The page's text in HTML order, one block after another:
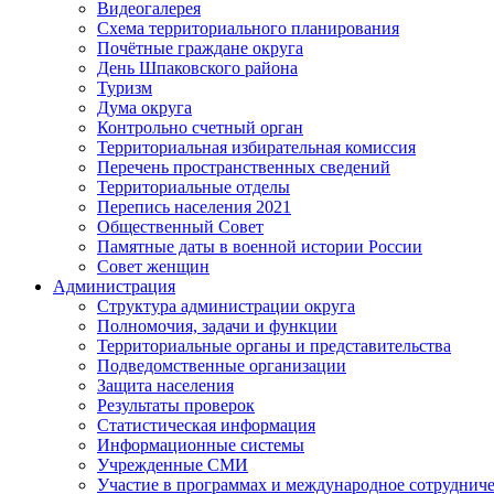
Видеогалерея
Схема территориального планирования
Почётные граждане округа
День Шпаковского района
Туризм
Дума округа
Контрольно счетный орган
Территориальная избирательная комиссия
Перечень пространственных сведений
Территориальные отделы
Перепись населения 2021
Общественный Совет
Памятные даты в военной истории России
Совет женщин
Администрация
Структура администрации округа
Полномочия, задачи и функции
Территориальные органы и представительства
Подведомственные организации
Защита населения
Результаты проверок
Статистическая информация
Информационные системы
Учрежденные СМИ
Участие в программах и международное